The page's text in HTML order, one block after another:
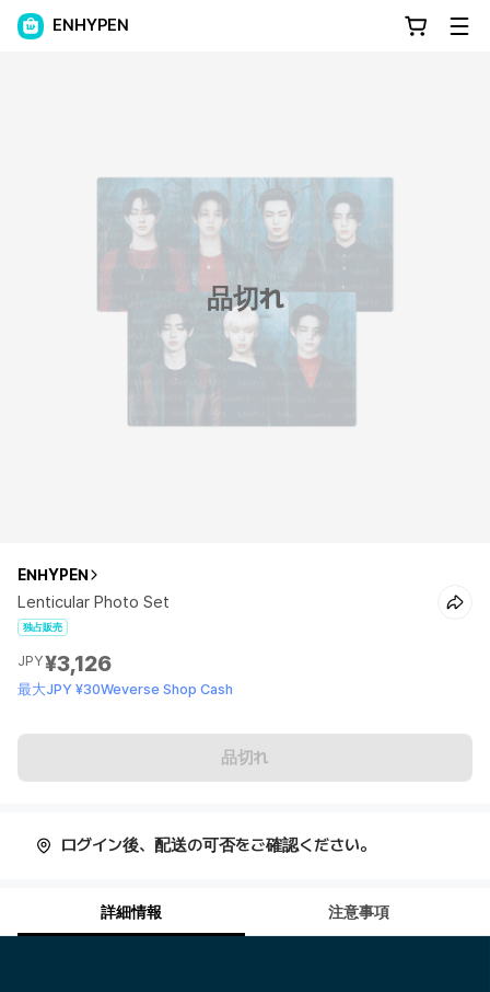
ENHYPEN
品切れ
ENHYPEN
Lenticular Photo Set
独占販売
JPY¥3,126
最大JPY ¥30Weverse Shop Cash
品切れ
ログイン後、配送の可否をご確認ください。
詳細情報 注意事項